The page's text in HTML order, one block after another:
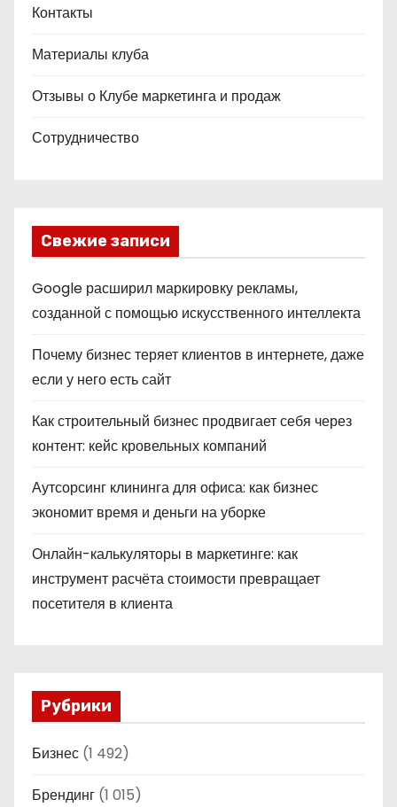
Контакты
Материалы клуба
Отзывы о Клубе маркетинга и продаж
Сотрудничество
Свежие записи
Google расширил маркировку рекламы,
созданной с помощью искусственного интеллекта
Почему бизнес теряет клиентов в интернете, даже
если у него есть сайт
Как строительный бизнес продвигает себя через
контент: кейс кровельных компаний
Аутсорсинг клининга для офиса: как бизнес
экономит время и деньги на уборке
Онлайн-калькуляторы в маркетинге: как
инструмент расчёта стоимости превращает
посетителя в клиента
Рубрики
Бизнес (1 492)
Брендинг (1 015)